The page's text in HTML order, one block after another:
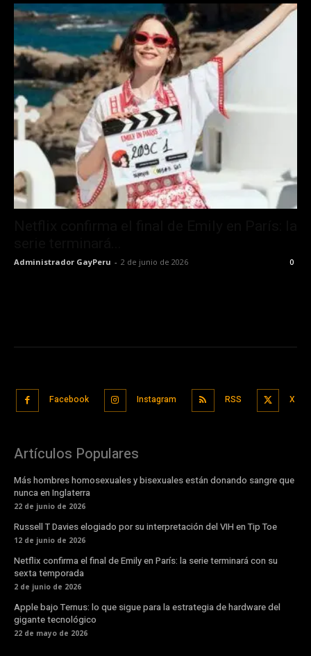
Administrador GayPeru - 2 de junio de 2026 0
Facebook Instagram RSS X
Artículos Populares
Más hombres homosexuales y bisexuales están donando sangre que
nunca en Inglaterra
22 de junio de 2026
Russell T Davies elogiado por su interpretación del VIH en Tip Toe
12 de junio de 2026
Netflix confirma el final de Emily en París: la serie terminará con su
sexta temporada
2 de junio de 2026
Apple bajo Ternus: lo que sigue para la estrategia de hardware del
gigante tecnológico
22 de mayo de 2026